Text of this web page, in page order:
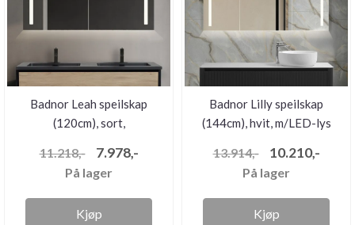
Badnor Leah speilskap
(120cm), sort,
11.218,- 7.978,-
På lager
Kjøp
Badnor Lilly speilskap
(144cm), hvit, m/LED-lys
13.914,- 10.210,-
På lager
Kjøp